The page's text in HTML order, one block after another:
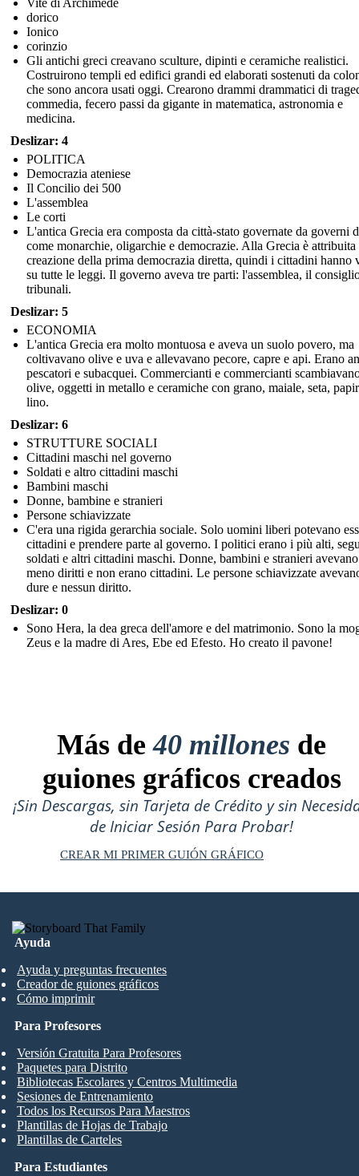
Vite di Archimede
dorico
Ionico
corinzio
Gli antichi greci creavano sculture, dipinti e ceramiche realistici.
Costruirono templi ed edifici grandi ed elaborati sostenuti da
che sono ancora usati oggi. Crearono drammi drammatici di
commedia, fecero passi da gigante in matematica, astronomia e
medicina.
Deslizar: 4
POLITICA
Democrazia ateniese
Il Concilio dei 500
L'assemblea
Le corti
L'antica Grecia era composta da città-stato governate da governi
come monarchie, oligarchie e democrazie. Alla Grecia è attribuita
creazione della prima democrazia diretta, quindi i cittadini hanno
su tutte le leggi. Il governo aveva tre parti: l'assemblea, il
tribunali.
Deslizar: 5
ECONOMIA
L'antica Grecia era molto montuosa e aveva un suolo povero, ma
coltivavano olive e uva e allevavano pecore, capre e api. Erano
pescatori e subacquei. Commercianti e commercianti
olive, oggetti in metallo e ceramiche con grano, maiale, seta,
lino.
Deslizar: 6
STRUTTURE SOCIALI
Cittadini maschi nel governo
Soldati e altro cittadini maschi
Bambini maschi
Donne, bambine e stranieri
Persone schiavizzate
C'era una rigida gerarchia sociale. Solo uomini liberi potevano
cittadini e prendere parte al governo. I politici erano i più alti,
soldati e altri cittadini maschi. Donne, bambini e stranieri
meno diritti e non erano cittadini. Le persone schiavizzate
dure e nessun diritto.
Deslizar: 0
Sono Hera, la dea greca dell'amore e del matrimonio. Sono la
Zeus e la madre di Ares, Ebe ed Efesto. Ho creato il pavone!
Más de40 millones de
guiones gráficos creados
¡Sin Descargas, sin Tarjeta de Crédito y sin
de Iniciar Sesión Para Probar!
CREAR MI PRIMER GUIÓN GRÁFICO
Ayuda
Ayuda y preguntas frecuentes
Creador de guiones gráficos
Cómo imprimir
Para Estudiantes
Para Profesores
Versión Gratuita Para Profesores
Paquetes para Distrito
Bibliotecas Escolares y Centros Multimedia
Sesiones de Entrenamiento
Todos los Recursos Para Maestros
Plantillas de Hojas de Trabajo
Plantillas de Carteles